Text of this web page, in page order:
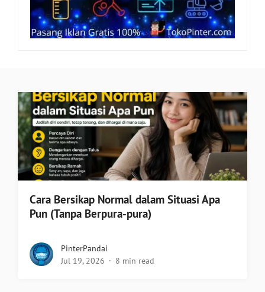
Cara Bersikap Normal dalam Situasi Apa
Pun (Tanpa Berpura-pura)
PinterPandai
Jul 19, 2026
8 min read